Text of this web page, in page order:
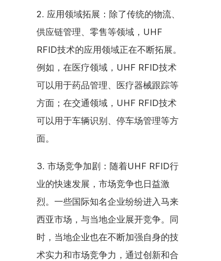
2. 应用领域拓展：除了传统的物流、
供应链管理、零售等领域，UHF
RFID技术的应用领域正在不断拓展。
例如，在医疗领域，UHF RFID技术
可以用于药品管理、医疗器械跟踪等
方面；在交通领域，UHF RFID技术
可以用于车辆识别、停车场管理等方
面。
3. 市场竞争加剧：随着UHF RFID行
业的快速发展，市场竞争也日益激
烈。一些国际知名企业纷纷进入马来
西亚市场，与当地企业展开竞争。同
时，当地企业也在不断加强自身的技
术实力和市场竞争力，通过创新和合